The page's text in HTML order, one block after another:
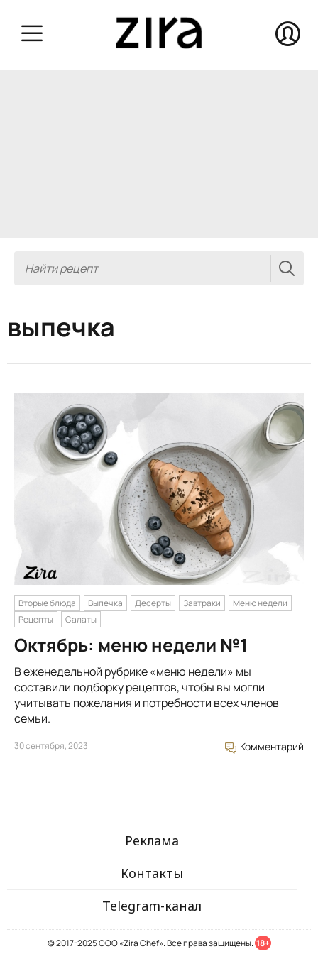
выпечка
Вторые блюда Выпечка Десерты Завтраки
Меню недели
Рецепты
Салаты
Октябрь: меню недели №1
В еженедельной рубрике «меню недели» мы
составили подборку рецептов, чтобы вы могли
учитывать пожелания и потребности всех членов
семьи.
30 сентября, 2023 Комментарий
Реклама
Контакты
Telegram-канал
© 2017-2025 ООО «Zira Chef». Все права защищены. 18+